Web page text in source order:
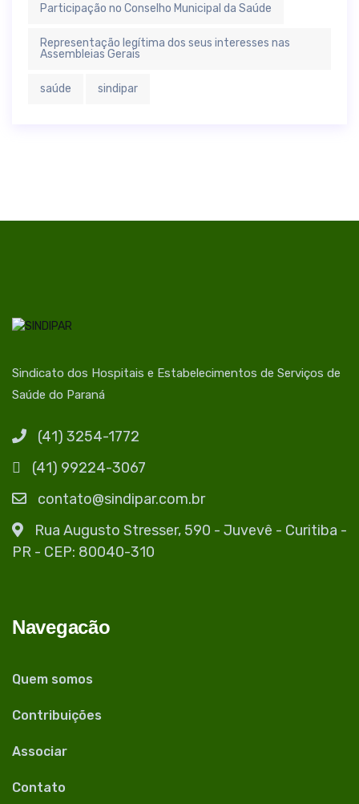
Participação no Conselho Municipal da Saúde
Representação legítima dos seus interesses nas
Assembleias Gerais
saúde sindipar
Sindicato dos Hospitais e Estabelecimentos de Serviços de
Saúde do Paraná
(41) 3254-1772
(41) 99224-3067
contato@sindipar.com.br
Rua Augusto Stresser, 590 - Juvevê - Curitiba -
PR - CEP: 80040-310
Navegacão
Quem somos
Contribuições
Associar
Contato